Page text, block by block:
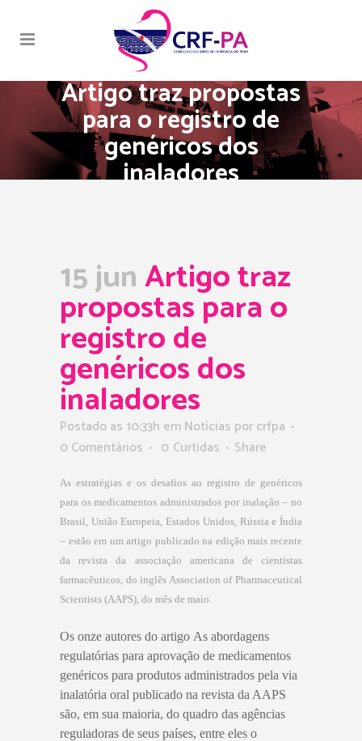
Artigo traz propostas
para o registro de
genéricos dos
inaladores
15 junArtigo traz
propostas para o
registro de
genéricos dos
inaladores
Postado as 10:33h emNotícias porcrfpa
0 Comentários
0 Curtidas Share
As estratégias e os desafios ao registro de genéricos
para os medicamentos administrados por inalação – no
Brasil, União Europeia, Estados Unidos, Rússia e Índia
– estão em um artigo publicado na edição mais recente
da revista da associação americana de cientistas
farmacêuticos, do inglês Association of Pharmaceutical
Scientists (AAPS), do mês de maio.
Os onze autores do artigo As abordagens
regulatórias para aprovação de medicamentos
genéricos para produtos administrados pela via
inalatória oral publicado na revista da AAPS
são, em sua maioria, do quadro das agências
reguladoras de seus países, entre eles o